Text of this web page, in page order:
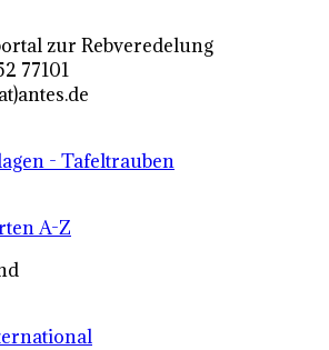
zur Rebveredelung
77101
- Tafeltrauben
A-Z